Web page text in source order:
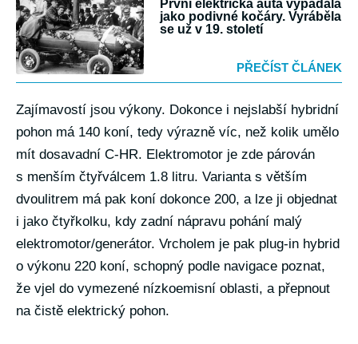
První elektrická auta vypadala
jako podivné kočáry. Vyráběla
se už v 19. století
PŘEČÍST ČLÁNEK
Zajímavostí jsou výkony. Dokonce i nejslabší hybridní
pohon má 140 koní, tedy výrazně víc, než kolik umělo
mít dosavadní C-HR. Elektromotor je zde párován
s menším čtyřválcem 1.8 litru. Varianta s větším
dvoulitrem má pak koní dokonce 200, a lze ji objednat
i jako čtyřkolku, kdy zadní nápravu pohání malý
elektromotor/generátor. Vrcholem je pak plug-in hybrid
o výkonu 220 koní, schopný podle navigace poznat,
že vjel do vymezené nízkoemisní oblasti, a přepnout
na čistě elektrický pohon.